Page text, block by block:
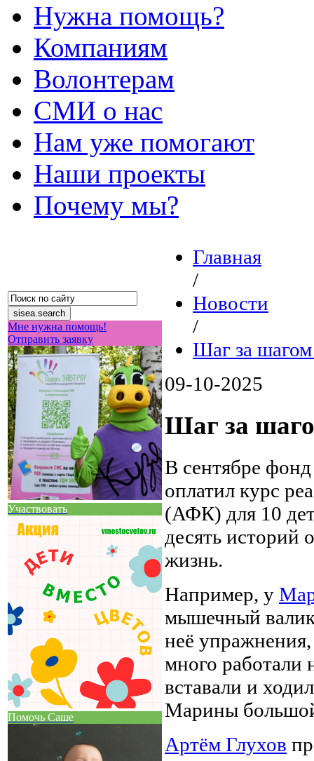
Нужна помощь?
Компаниям
Волонтерам
СМИ о нас
Нам уже помогают
Наши проекты
Почему мы?
Мне нужна помощь!
Отправить заявку
Участвовать
Помочь Саше
Главная
/
Новости
/
Шаг за
09-10-2025
Шаг за
В сентябре
оплатил курс
(АФК) для 10
десять историй
жизнь.
Например, у
мышечный
неё
много работали
вставали и
Марины
Артём Глухов